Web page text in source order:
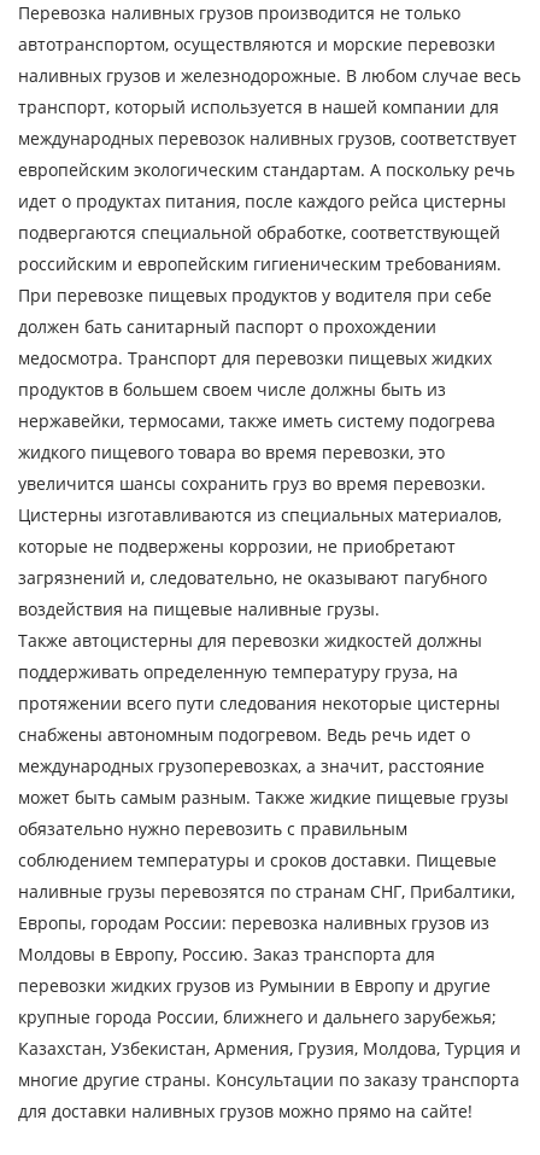
Перевозка наливных грузов производится не только
автотранспортом, осуществляются и морские перевозки
наливных грузов и железнодорожные. В любом случае весь
транспорт, который используется в нашей компании для
международных перевозок наливных грузов, соответствует
европейским экологическим стандартам. А поскольку речь
идет о продуктах питания, после каждого рейса цистерны
подвергаются специальной обработке, соответствующей
российским и европейским гигиеническим требованиям.
При перевозке пищевых продуктов у водителя при себе
должен бать санитарный паспорт о прохождении
медосмотра. Транспорт для перевозки пищевых жидких
продуктов в большем своем числе должны быть из
нержавейки, термосами, также иметь систему подогрева
жидкого пищевого товара во время перевозки, это
увеличится шансы сохранить груз во время перевозки.
Цистерны изготавливаются из специальных материалов,
которые не подвержены коррозии, не приобретают
загрязнений и, следовательно, не оказывают пагубного
воздействия на пищевые наливные грузы.
Также автоцистерны для перевозки жидкостей должны
поддерживать определенную температуру груза, на
протяжении всего пути следования некоторые цистерны
снабжены автономным подогревом. Ведь речь идет о
международных грузоперевозках, а значит, расстояние
может быть самым разным. Также жидкие пищевые грузы
обязательно нужно перевозить с правильным
соблюдением температуры и сроков доставки. Пищевые
наливные грузы перевозятся по странам СНГ, Прибалтики,
Европы, городам России: перевозка наливных грузов из
Молдовы в Европу, Россию. Заказ транспорта для
перевозки жидких грузов из Румынии в Европу и другие
крупные города России, ближнего и дальнего зарубежья;
Казахстан, Узбекистан, Армения, Грузия, Молдова, Турция и
многие другие страны. Консультации по заказу транспорта
для доставки наливных грузов можно прямо на сайте!
Узнать стоимость
перевозки
Страна загрузки
Город загрузки
Страна выгрузки
Город выгрузки
Наименование груза
Дата загрузки
Тип транспорта
Вес груза, ( т )
Контактное лицо
Контактный телефон
Отправляя заявку, вы соглашаетесь на
обработку персональных данных.